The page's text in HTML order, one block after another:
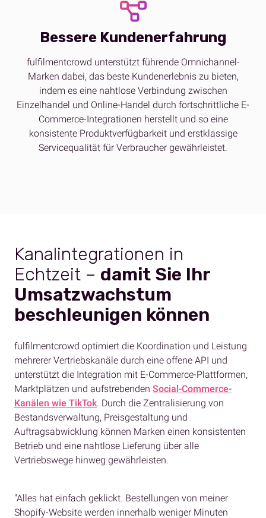
Bessere Kundenerfahrung
fulfilmentcrowd unterstützt führende Omnichannel-
Marken dabei, das beste Kundenerlebnis zu bieten,
indem es eine nahtlose Verbindung zwischen
Einzelhandel und Online-Handel durch fortschrittliche E-
Commerce-Integrationen herstellt und so eine
konsistente Produktverfügbarkeit und erstklassige
Servicequalität für Verbraucher gewährleistet.
Kanalintegrationen in
Echtzeit – damit Sie Ihr
Umsatzwachstum
beschleunigen können
fulfilmentcrowd optimiert die Koordination und Leistung
mehrerer Vertriebskanäle durch eine offene API und
unterstützt die Integration mit E-Commerce-Plattformen,
Marktplätzen und aufstrebenden Social-Commerce-
Kanälen wie TikTok. Durch die Zentralisierung von
Bestandsverwaltung, Preisgestaltung und
Auftragsabwicklung können Marken einen konsistenten
Betrieb und eine nahtlose Lieferung über alle
Vertriebswege hinweg gewährleisten.
"Alles hat einfach geklickt. Bestellungen von meiner
Shopify-Website werden innerhalb weniger Minuten